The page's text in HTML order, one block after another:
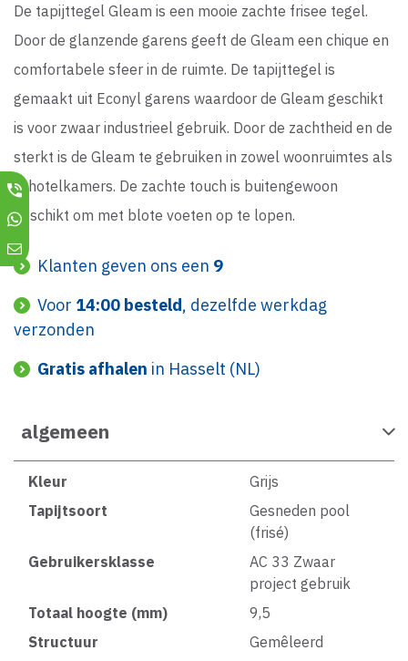
De tapijttegel Gleam is een mooie zachte frisee tegel.
Door de glanzende garens geeft de Gleam een chique en
comfortabele sfeer in de ruimte. De tapijttegel is
gemaakt uit Econyl garens waardoor de Gleam geschikt
is voor zwaar industrieel gebruik. Door de zachtheid en de
sterkt is de Gleam te gebruiken in zowel woonruimtes als
in hotelkamers. De zachte touch is buitengewoon
geschikt om met blote voeten op te lopen.
Klanten geven ons een 9
Voor 14:00 besteld, dezelfde werkdag
verzonden
Gratis afhalen in Hasselt (NL)
algemeen
Kleur
Grijs
Tapijtsoort
Gesneden pool
(frisé)
Gebruikersklasse
AC 33 Zwaar
project gebruik
Totaal hoogte (mm)
9,5
Structuur
Gemêleerd